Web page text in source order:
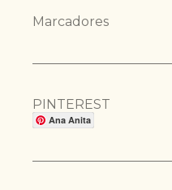
Marcadores
PINTEREST
Ana Anita